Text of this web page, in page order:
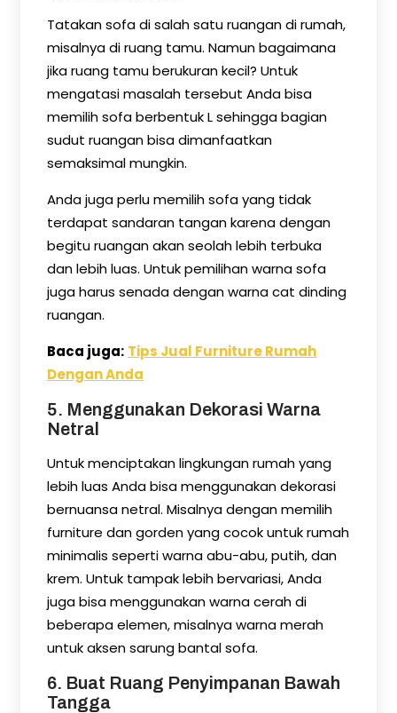
Tatakan sofa di salah satu ruangan di rumah,
misalnya di ruang tamu. Namun bagaimana
jika ruang tamu berukuran kecil? Untuk
mengatasi masalah tersebut Anda bisa
memilih sofa berbentuk L sehingga bagian
sudut ruangan bisa dimanfaatkan
semaksimal mungkin.
Anda juga perlu memilih sofa yang tidak
terdapat sandaran tangan karena dengan
begitu ruangan akan seolah lebih terbuka
dan lebih luas. Untuk pemilihan warna sofa
juga harus senada dengan warna cat dinding
ruangan.
Baca juga: Tips Jual Furniture Rumah
Dengan Anda
5. Menggunakan Dekorasi Warna
Netral
Untuk menciptakan lingkungan rumah yang
lebih luas Anda bisa menggunakan dekorasi
bernuansa netral. Misalnya dengan memilih
furniture dan gorden yang cocok untuk rumah
minimalis seperti warna abu-abu, putih, dan
krem. Untuk tampak lebih bervariasi, Anda
juga bisa menggunakan warna cerah di
beberapa elemen, misalnya warna merah
untuk aksen sarung bantal sofa.
6. Buat Ruang Penyimpanan Bawah
Tangga